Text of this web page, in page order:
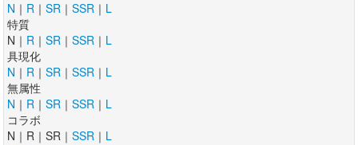
N ｜ R ｜ SR ｜ SSR ｜ L
特質
N｜ R ｜ SR ｜ SSR ｜ L
具現化
N ｜ R ｜ SR ｜ SSR ｜ L
無属性
N ｜ R ｜ SR ｜ SSR ｜ L
コラボ
N｜R｜SR｜ SSR ｜ L